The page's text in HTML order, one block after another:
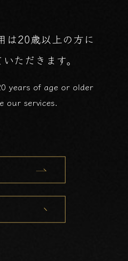
は20歳以上の方に
ただきます。
years of age or older
our services.